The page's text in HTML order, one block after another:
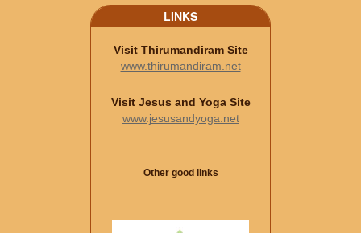
LINKS
Visit Thirumandiram Site
www.thirumandiram.net
Visit Jesus and Yoga Site
www.jesusandyoga.net
Other good links